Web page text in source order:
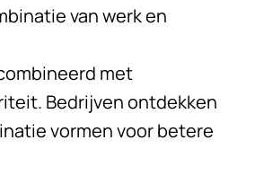
van werk en
met
Bedrijven ontdekken
vormen voor betere